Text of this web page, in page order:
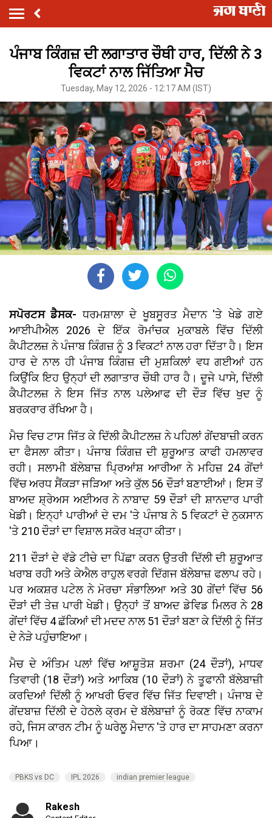
ਪੰਜਾਬ ਕਿੰਗਜ਼ ਦੀ ਲਗਾਤਾਰ ਚੌਥੀ ਹਾਰ, ਦਿੱਲੀ ਨੇ 3
ਵਿਕਟਾਂ ਨਾਲ ਜਿੱਤਿਆ ਮੈਚ
Tuesday, May 12, 2026 - 12:17 AM (IST)
ਸਪੋਰਟਸ ਡੈਸਕ- ਧਰਮਸ਼ਾਲਾ ਦੇ ਖੂਬਸੂਰਤ ਮੈਦਾਨ 'ਤੇ ਖੇਡੇ ਗਏ
ਆਈਪੀਐਲ 2026 ਦੇ ਇੱਕ ਰੋਮਾਂਚਕ ਮੁਕਾਬਲੇ ਵਿੱਚ ਦਿੱਲੀ
ਕੈਪੀਟਲਜ਼ ਨੇ ਪੰਜਾਬ ਕਿੰਗਜ਼ ਨੂੰ 3 ਵਿਕਟਾਂ ਨਾਲ ਹਰਾ ਦਿੱਤਾ ਹੈ। ਇਸ
ਹਾਰ ਦੇ ਨਾਲ ਹੀ ਪੰਜਾਬ ਕਿੰਗਜ਼ ਦੀ ਮੁਸ਼ਕਿਲਾਂ ਵਧ ਗਈਆਂ ਹਨ
ਕਿਉਂਕਿ ਇਹ ਉਨ੍ਹਾਂ ਦੀ ਲਗਾਤਾਰ ਚੌਥੀ ਹਾਰ ਹੈ। ਦੂਜੇ ਪਾਸੇ, ਦਿੱਲੀ
ਕੈਪੀਟਲਜ਼ ਨੇ ਇਸ ਜਿੱਤ ਨਾਲ ਪਲੇਆਫ ਦੀ ਦੌੜ ਵਿੱਚ ਖੁਦ ਨੂੰ
ਬਰਕਰਾਰ ਰੱਖਿਆ ਹੈ।
ਮੈਚ ਵਿਚ ਟਾਸ ਜਿੱਤ ਕੇ ਦਿੱਲੀ ਕੈਪੀਟਲਜ਼ ਨੇ ਪਹਿਲਾਂ ਗੇਂਦਬਾਜ਼ੀ ਕਰਨ
ਦਾ ਫੈਸਲਾ ਕੀਤਾ। ਪੰਜਾਬ ਕਿੰਗਜ਼ ਦੀ ਸ਼ੁਰੂਆਤ ਕਾਫੀ ਹਮਲਾਵਰ
ਰਹੀ। ਸਲਾਮੀ ਬੱਲੇਬਾਜ਼ ਪ੍ਰਿਆਂਸ਼ ਆਰੀਆ ਨੇ ਮਹਿਜ਼ 24 ਗੇਂਦਾਂ
ਵਿੱਚ ਅਰਧ ਸੈਂਕੜਾ ਜੜਿਆ ਅਤੇ ਕੁੱਲ 56 ਦੌੜਾਂ ਬਣਾਈਆਂ। ਇਸ ਤੋਂ
ਬਾਅਦ ਸ਼੍ਰੇਅਸ ਅਈਅਰ ਨੇ ਨਾਬਾਦ 59 ਦੌੜਾਂ ਦੀ ਸ਼ਾਨਦਾਰ ਪਾਰੀ
ਖੇਡੀ। ਇਨ੍ਹਾਂ ਪਾਰੀਆਂ ਦੇ ਦਮ 'ਤੇ ਪੰਜਾਬ ਨੇ 5 ਵਿਕਟਾਂ ਦੇ ਨੁਕਸਾਨ
'ਤੇ 210 ਦੌੜਾਂ ਦਾ ਵਿਸ਼ਾਲ ਸਕੋਰ ਖੜ੍ਹਾ ਕੀਤਾ।
211 ਦੌੜਾਂ ਦੇ ਵੱਡੇ ਟੀਚੇ ਦਾ ਪਿੱਛਾ ਕਰਨ ਉਤਰੀ ਦਿੱਲੀ ਦੀ ਸ਼ੁਰੂਆਤ
ਖਰਾਬ ਰਹੀ ਅਤੇ ਕੇਐਲ ਰਾਹੁਲ ਵਰਗੇ ਦਿੱਗਜ ਬੱਲੇਬਾਜ਼ ਫਲਾਪ ਰਹੇ।
ਪਰ ਅਕਸ਼ਰ ਪਟੇਲ ਨੇ ਮੋਰਚਾ ਸੰਭਾਲਿਆ ਅਤੇ 30 ਗੇਂਦਾਂ ਵਿੱਚ 56
ਦੌੜਾਂ ਦੀ ਤੇਜ਼ ਪਾਰੀ ਖੇਡੀ। ਉਨ੍ਹਾਂ ਤੋਂ ਬਾਅਦ ਡੇਵਿਡ ਮਿਲਰ ਨੇ 28
ਗੇਂਦਾਂ ਵਿੱਚ 4 ਛੱਕਿਆਂ ਦੀ ਮਦਦ ਨਾਲ 51 ਦੌੜਾਂ ਬਣਾ ਕੇ ਦਿੱਲੀ ਨੂੰ ਜਿੱਤ
ਦੇ ਨੇੜੇ ਪਹੁੰਚਾਇਆ।
ਮੈਚ ਦੇ ਅੰਤਿਮ ਪਲਾਂ ਵਿੱਚ ਆਸ਼ੂਤੋਸ਼ ਸ਼ਰਮਾ (24 ਦੌੜਾਂ), ਮਾਧਵ
ਤਿਵਾਰੀ (18 ਦੌੜਾਂ) ਅਤੇ ਆਕਿਬ (10 ਦੌੜਾਂ) ਨੇ ਤੂਫਾਨੀ ਬੱਲੇਬਾਜ਼ੀ
ਕਰਦਿਆਂ ਦਿੱਲੀ ਨੂੰ ਆਖਰੀ ਓਵਰ ਵਿੱਚ ਜਿੱਤ ਦਿਵਾਈ। ਪੰਜਾਬ ਦੇ
ਗੇਂਦਬਾਜ਼ ਦਿੱਲੀ ਦੇ ਹੇਠਲੇ ਕ੍ਰਮ ਦੇ ਬੱਲੇਬਾਜ਼ਾਂ ਨੂੰ ਰੋਕਣ ਵਿੱਚ ਨਾਕਾਮ
ਰਹੇ, ਜਿਸ ਕਾਰਨ ਟੀਮ ਨੂੰ ਘਰੇਲੂ ਮੈਦਾਨ 'ਤੇ ਹਾਰ ਦਾ ਸਾਹਮਣਾ ਕਰਨਾ
ਪਿਆ।
PBKS vs DC IPL 2026 indian premier league
Rakesh